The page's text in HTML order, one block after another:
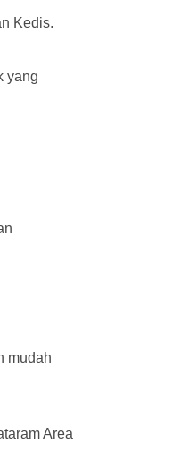
Kedis.
yang
mudah
Area